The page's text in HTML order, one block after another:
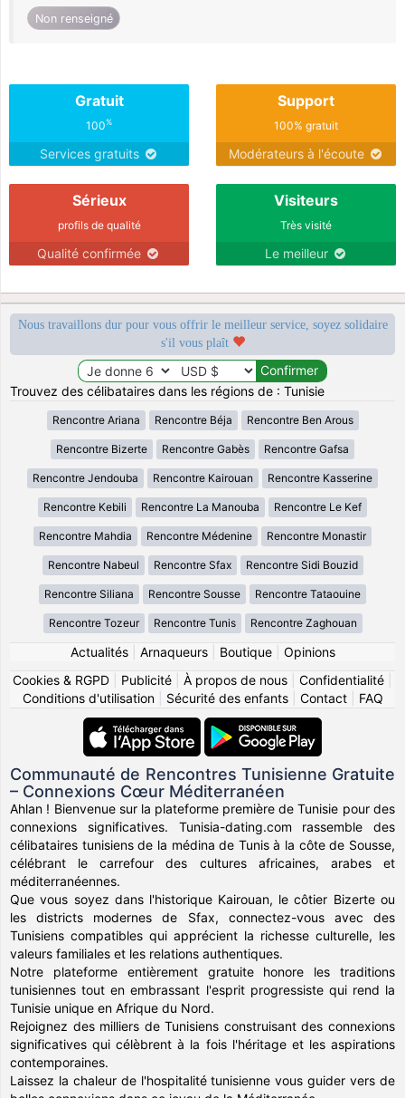
Non renseigné
Gratuit
100%
Services gratuits
Support
100% gratuit
Modérateurs à l'écoute
Sérieux
profils de qualité
Qualité confirmée
Visiteurs
Très visité
Le meilleur
Nous travaillons dur pour vous offrir le meilleur service, soyez solidaire
s'il vous plaît
Trouvez des célibataires dans les régions de : Tunisie
Rencontre Ariana Rencontre Béja Rencontre Ben Arous
Rencontre Bizerte Rencontre Gabès Rencontre Gafsa
Rencontre Jendouba Rencontre Kairouan Rencontre Kasserine
Rencontre Kebili Rencontre La Manouba Rencontre Le Kef
Rencontre Mahdia Rencontre Médenine Rencontre Monastir
Rencontre Nabeul Rencontre Sfax Rencontre Sidi Bouzid
Rencontre Siliana Rencontre Sousse Rencontre Tataouine
Rencontre Tozeur Rencontre Tunis Rencontre Zaghouan
Actualités| Arnaqueurs| Boutique| Opinions
Cookies & RGPD
Publicité À propos de nous Confidentialité
Conditions d'utilisation| Sécurité des enfants| Contact| FAQ
Communauté de Rencontres Tunisienne Gratuite
– Connexions Cœur Méditerranéen
Ahlan ! Bienvenue sur la plateforme première de Tunisie pour des
connexions significatives. Tunisia-dating.com rassemble des
célibataires tunisiens de la médina de Tunis à la côte de Sousse,
célébrant le carrefour des cultures africaines, arabes et
méditerranéennes.
Que vous soyez dans l'historique Kairouan, le côtier Bizerte ou
les districts modernes de Sfax, connectez-vous avec des
Tunisiens compatibles qui apprécient la richesse culturelle, les
valeurs familiales et les relations authentiques.
Notre plateforme entièrement gratuite honore les traditions
tunisiennes tout en embrassant l'esprit progressiste qui rend la
Tunisie unique en Afrique du Nord.
Rejoignez des milliers de Tunisiens construisant des connexions
significatives qui célèbrent à la fois l'héritage et les aspirations
contemporaines.
Laissez la chaleur de l'hospitalité tunisienne vous guider vers de